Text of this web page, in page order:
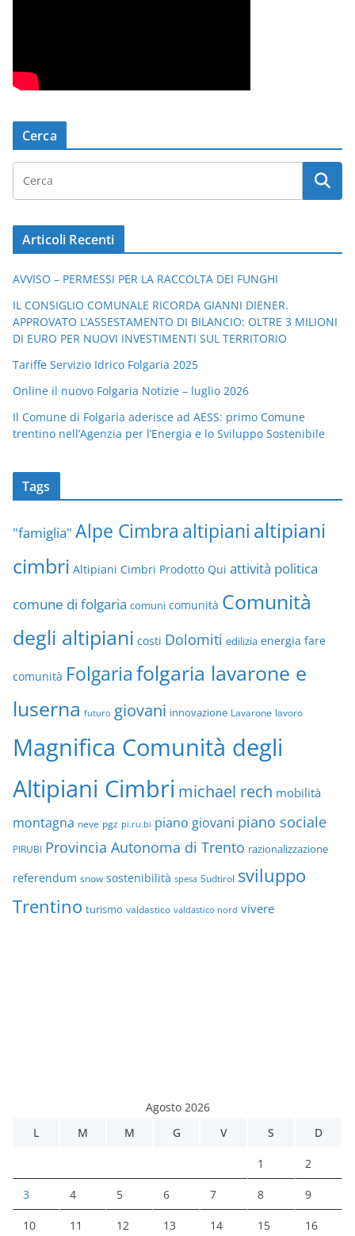
Cerca
Articoli Recenti
AVVISO – PERMESSI PER LA RACCOLTA DEI FUNGHI
IL CONSIGLIO COMUNALE RICORDA GIANNI DIENER.
APPROVATO L’ASSESTAMENTO DI BILANCIO: OLTRE 3 MILIONI
DI EURO PER NUOVI INVESTIMENTI SUL TERRITORIO
Tariffe Servizio Idrico Folgaria 2025
Online il nuovo Folgaria Notizie – luglio 2026
Il Comune di Folgaria aderisce ad AESS: primo Comune
trentino nell’Agenzia per l’Energia e lo Sviluppo Sostenibile
Tags
"famiglia" Alpe Cimbra altipiani altipiani
cimbri Altipiani Cimbri Prodotto Qui attività politica
comune di folgaria comuni comunità Comunità
degli altipiani costi Dolomiti edilizia energia fare
comunità Folgariafolgaria lavarone e
luserna futuro giovani innovazione Lavarone lavoro
Magnifica Comunità degli
Altipiani Cimbri michael rech mobilità
montagna neve pgz pi.ru.bi piano giovani piano sociale
PIRUBI Provincia Autonoma di Trento razionalizzazione
referendum snow sostenibilità spesa Sudtirol sviluppo
Trentino turismo valdastico valdastico nord vivere
Agosto 2026
L
M M G V S D
1 2
3 4 5 6 7 8 9
10 11 12 13 14 15 16